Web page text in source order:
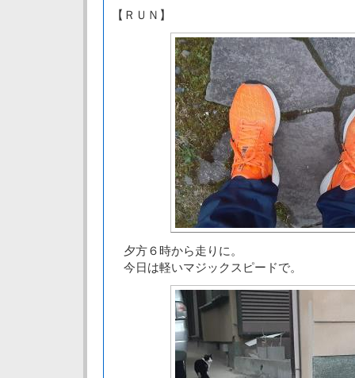
【ＲＵＮ】
夕方６時から走りに。
今日は軽いマジックスピードで。